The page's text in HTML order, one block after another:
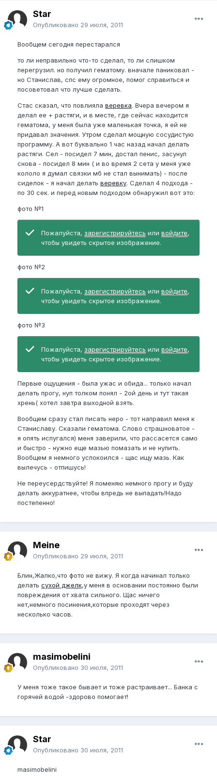
Star
Опубликовано 29 июля, 2011
Вообщем сегодня перестарался
то ли неправильно что-то сделал, то ли слишком
перегрузил. но получил гематому. вначале паниковал -
но Станислав, спс ему огромное, помог справиться и
посоветовал что лучше сделать.
Стас сказал, что повлияла веревка. Вчера вечером я
делал ее + растяги, и в месте, где сейчас находится
гематома, у меня была уже маленькая точка, я ей не
придавал значения. Утром сделал мощную сосудистую
программу. А вот буквально 1 час назад начал делать
растяги. Сел - посидел 7 мин, достал пенис, засунул
снова - посидел 8 мин ( и во время 2 сета у меня уже
кололо я думал связки мб не стал вынимать) - после
сиделок - я начал делать веревку. Сделал 4 подхода -
по 30 сек. и перед новым подходом обнаружил вот это:
фото №1
Пожалуйста, зарегистрируйтесь или войдите,
чтобы увидеть скрытое изображение.
фото №2
Пожалуйста, зарегистрируйтесь или войдите,
чтобы увидеть скрытое изображение.
фото №3
Пожалуйста, зарегистрируйтесь или войдите,
чтобы увидеть скрытое изображение.
Первые ощущения - была ужас и обида... только начал
делать прогу, нуп толком понял - 2ой день и тут такая
хрень( хотел завтра выходной взять.
Вообщем сразу стал писать неро - тот направил меня к
Станиславу. Сказали гематома. Слово страшноватое -
я опять испугался) меня заверили, что рассасется само
и быстро - нужно еще мазью помазать и не нупить.
Вообщем я немного успокоился - щас ищу мазь. Как
вылечусь - отпишусь!
Не переусердствуйте! Я поменяю немного прогу и буду
делать аккуратнее, чтобы впредь не выпадать!Надо
постепенно!
Meine
Опубликовано 29 июля, 2011
Блин,Жалко,что фото не вижу. Я когда начинал только
делать сухой джелк,у меня в основании постоянно были
повреждения от хвата сильного. Щас ничего
нет,немного посинения,которые проходят через
несколько часов.
masimobelini
Опубликовано 30 июля, 2011
У меня тоже такое бывает и тоже растраивает... Банка с
горячей водой -здорово помогает!
Star
Опубликовано 30 июля, 2011
masimobelini